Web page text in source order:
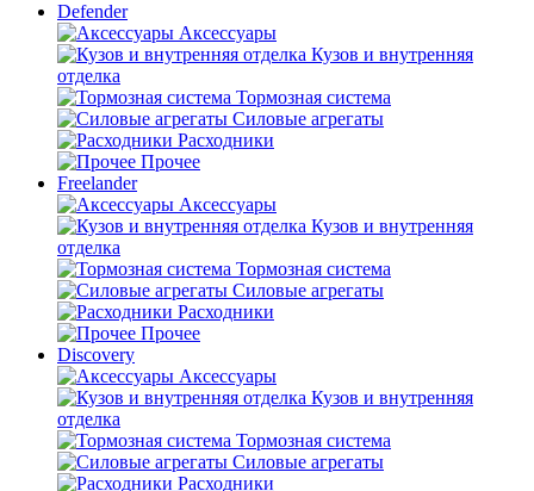
Defender
Аксессуары
Кузов и внутренняя
отделка
Тормозная система
Силовые агрегаты
Расходники
Прочее
Freelander
Аксессуары
Кузов и внутренняя
отделка
Тормозная система
Силовые агрегаты
Расходники
Прочее
Discovery
Аксессуары
Кузов и внутренняя
отделка
Тормозная система
Силовые агрегаты
Расходники